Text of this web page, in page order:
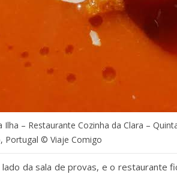
– Restaurante Cozinha da Clara –
Portugal © Viaje Comigo
da sala de provas, e o restaurante